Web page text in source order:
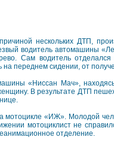
нескольких ДТП,
водитель автомашины
Сам водитель
на переднем сидении, от
«Ниссан Мач», находясь
В результате ДТП
«ИЖ». Молодой
мотоциклист не
отделение.